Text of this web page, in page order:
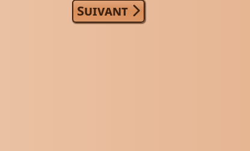
Article suivant : Lucky
Suivant